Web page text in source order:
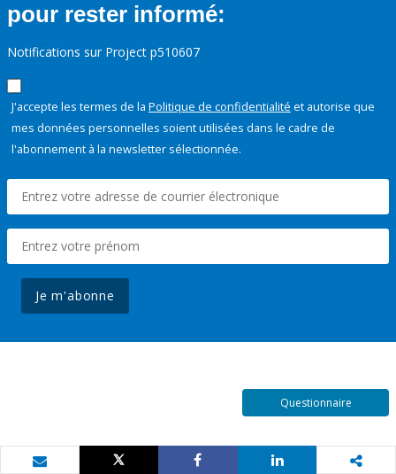
pour rester informé:
Notifications sur Project p510607
J'accepte les termes de la Politique de confidentialité et autorise que
mes données personnelles soient utilisées dans le cadre de
l'abonnement à la newsletter sélectionnée.
Je m'abonne
Questionnaire